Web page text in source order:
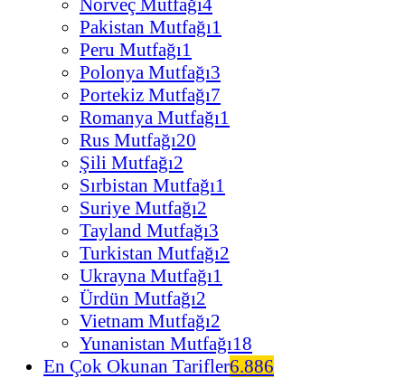
Norveç Mutfağı4
Pakistan Mutfağı1
Peru Mutfağı1
Polonya Mutfağı3
Portekiz Mutfağı7
Romanya Mutfağı1
Rus Mutfağı20
Şili Mutfağı2
Sırbistan Mutfağı1
Suriye Mutfağı2
Tayland Mutfağı3
Turkistan Mutfağı2
Ukrayna Mutfağı1
Ürdün Mutfağı2
Vietnam Mutfağı2
Yunanistan Mutfağı18
En Çok Okunan Tarifler6.886